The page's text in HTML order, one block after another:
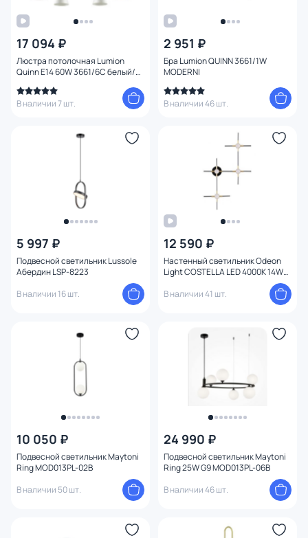
17 094 ₽
Люстра потолочная Lumion
Quinn E14 60W 3661/6C белый/
В наличии 7 шт.
2 951 ₽
Бра Lumion QUINN 3661/1W
MODERNI
В наличии 46 шт.
5 997 ₽
Подвесной светильник Lussole
Абердин LSP-8223
В наличии 16 шт.
12 590 ₽
Настенный светильник Odeon
Light COSTELLA LED 4000K 14W
220V 3906/14WL золото/черный
В наличии 41 шт.
10 050 ₽
Подвесной светильник Maytoni
Ring MOD013PL-02B
В наличии 50 шт.
24 990 ₽
Подвесной светильник Maytoni
Ring 25W G9 MOD013PL-06B
В наличии 46 шт.